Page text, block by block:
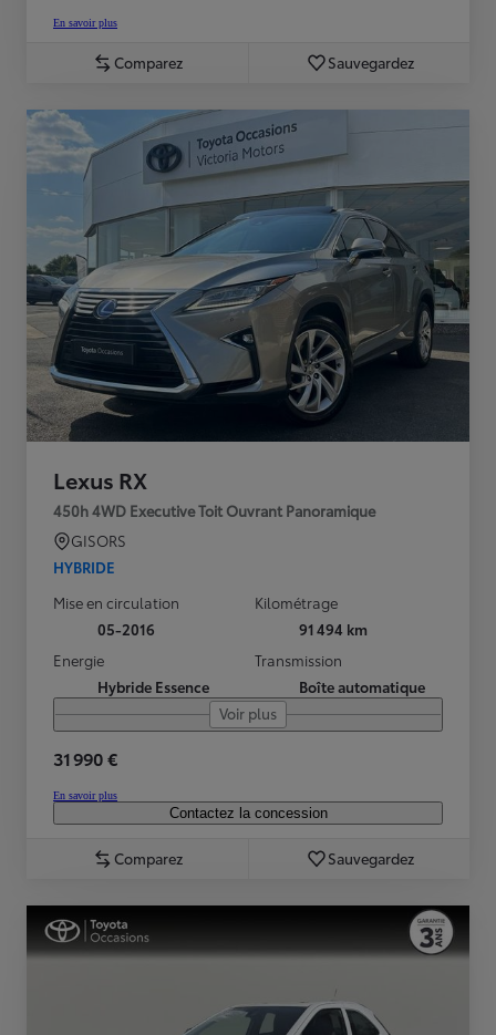
En savoir plus
Comparez Sauvegardez
Lexus RX
450h 4WD Executive Toit Ouvrant Panoramique
GISORS
HYBRIDE
Mise en circulation
05-2016
Kilométrage
91 494 km
Energie
Hybride Essence
Transmission
Boîte automatique
Voir plus
31 990 €
En savoir plus
Contactez la concession
Comparez Sauvegardez